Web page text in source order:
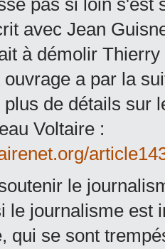
pas si loin s'est
avec Jean
à démolir
ouvrage a par la
de détails sur
Voltaire :
le
le journalisme est
qui se sont